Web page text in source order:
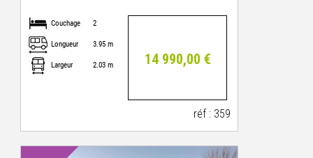
Couchage 2
Longueur 3.95 m
Largeur 2.03 m 14 990,00 €
réf : 359